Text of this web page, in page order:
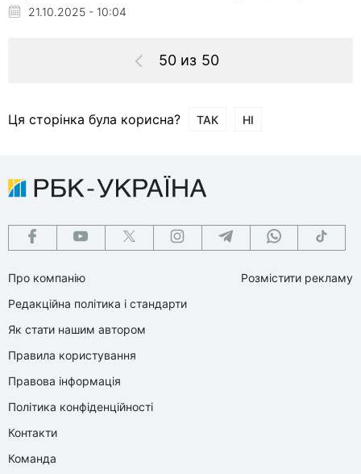
21.10.2025 - 10:04
50 из 50
Ця сторінка була корисна? ТАК НІ
Про компанію
Редакційна політика і стандарти
Як стати нашим автором
Правила користування
Правова інформація
Політика конфіденційності
Контакти
Команда
Розмістити рекламу